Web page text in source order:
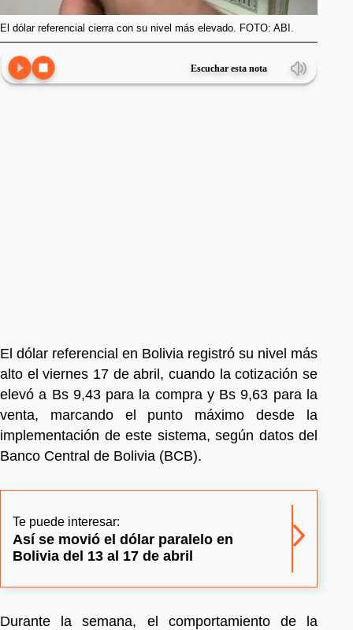
El dólar referencial cierra con su nivel más elevado. FOTO: ABI.
Escuchar esta nota
El dólar referencial en Bolivia registró su nivel más
alto el viernes 17 de abril, cuando la cotización se
elevó a Bs 9,43 para la compra y Bs 9,63 para la
venta, marcando el punto máximo desde la
implementación de este sistema, según datos del
Banco Central de Bolivia (BCB).
Te puede interesar:
Así se movió el dólar paralelo en
Bolivia del 13 al 17 de abril
Durante la semana, el comportamiento de la